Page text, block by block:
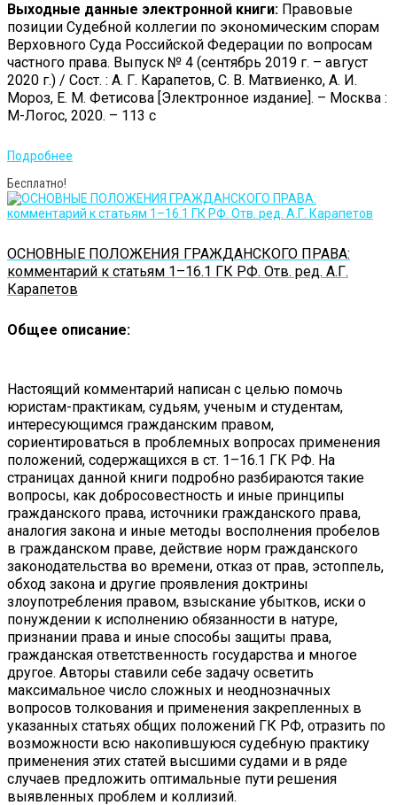
Выходные данные электронной книги: Правовые
позиции Судебной коллегии по экономическим спорам
Верховного Суда Российской Федерации по вопросам
частного права. Выпуск № 4 (сентябрь 2019 г. – август
2020 г.) / Сост. : А. Г. Карапетов, С. В. Матвиенко, А. И.
Мороз, Е. М. Фетисова [Электронное издание]. – Москва :
М-Логос, 2020. – 113 с
Подробнее
Бесплатно!
ОСНОВНЫЕ ПОЛОЖЕНИЯ ГРАЖДАНСКОГО ПРАВА:
комментарий к статьям 1–16.1 ГК РФ. Отв. ред. А.Г.
Карапетов
Общее описание:
Настоящий комментарий написан с целью помочь
юристам-практикам, судьям, ученым и студентам,
интересующимся гражданским правом,
сориентироваться в проблемных вопросах применения
положений, содержащихся в ст. 1–16.1 ГК РФ. На
страницах данной книги подробно разбираются такие
вопросы, как добросовестность и иные принципы
гражданского права, источники гражданского права,
аналогия закона и иные методы восполнения пробелов
в гражданском праве, действие норм гражданского
законодательства во времени, отказ от прав, эстоппель,
обход закона и другие проявления доктрины
злоупотребления правом, взыскание убытков, иски о
понуждении к исполнению обязанности в натуре,
признании права и иные способы защиты права,
гражданская ответственность государства и многое
другое. Авторы ставили себе задачу осветить
максимальное число сложных и неоднозначных
вопросов толкования и применения закрепленных в
указанных статьях общих положений ГК РФ, отразить по
возможности всю накопившуюся судебную практику
применения этих статей высшими судами и в ряде
случаев предложить оптимальные пути решения
выявленных проблем и коллизий.